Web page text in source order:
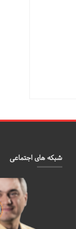
شبکه های اجتماعی